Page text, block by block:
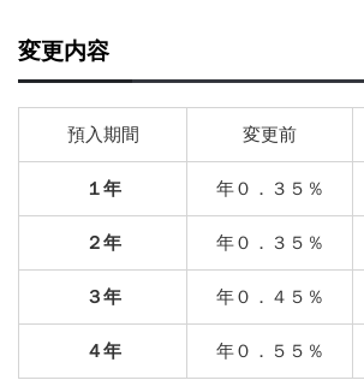
変更内容
預入期間 変更前
１年 年０．３５％
２年 年０．３５％
３年 年０．４５％
４年 年０．５５％